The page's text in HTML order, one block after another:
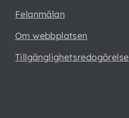
Felanmälan
Om webbplatsen
Tillgänglighetsredogörelse